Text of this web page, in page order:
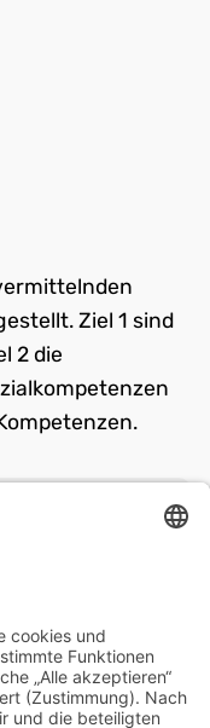
Ziel 1 sind
2 die
plötzlicher